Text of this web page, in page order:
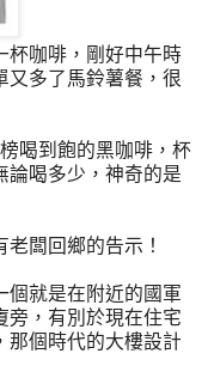
杯咖啡，剛好中午時
又多了馬鈴薯餐，很
喝到飽的黑咖啡，杯
論喝多少，神奇的是
闆回鄉的告示！
個就是在附近的國軍
旁，有別於現在住宅
那個時代的大樓設計